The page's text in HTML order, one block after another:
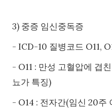
3) 중증 임신중독증
- ICD-10 질병코드 O11,
- O11 : 만성 고혈압에 겹
뇨가 특징)
- O14 : 전자간(임신 20주